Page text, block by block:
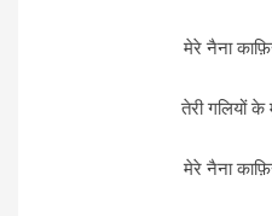
मेरे नैना
तेरी गलियों के
मेरे नैना